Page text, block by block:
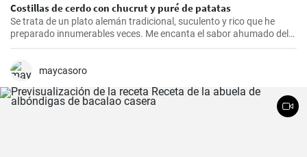
Costillas de cerdo con chucrut y puré de patatas
Se trata de un plato alemán tradicional, suculento y rico que he
preparado innumerables veces. Me encanta el sabor ahumado del
Kassler combinado con el chucrut ácido y el cremoso puré de
es un delicioso plato reconfortante en los días más fríos.
maycasoro